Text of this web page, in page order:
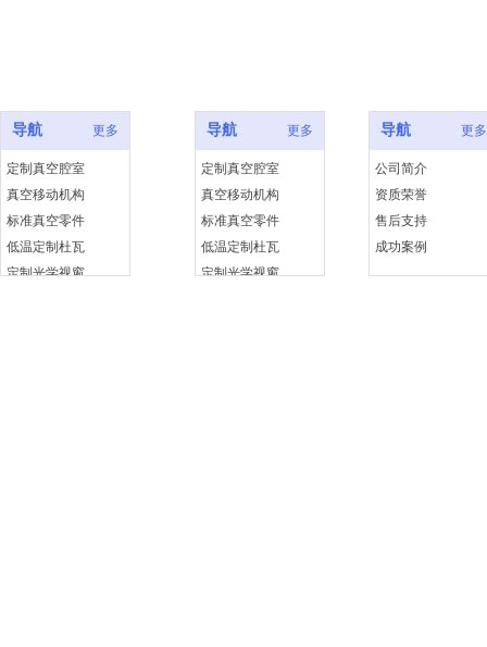
导航 更多
定制真空腔室
真空移动机构
标准真空零件
低温定制杜瓦
定制光学视窗
导航 更多
定制真空腔室
真空移动机构
标准真空零件
低温定制杜瓦
定制光学视窗
导航 更多
公司简介
资质荣誉
售后支持
成功案例